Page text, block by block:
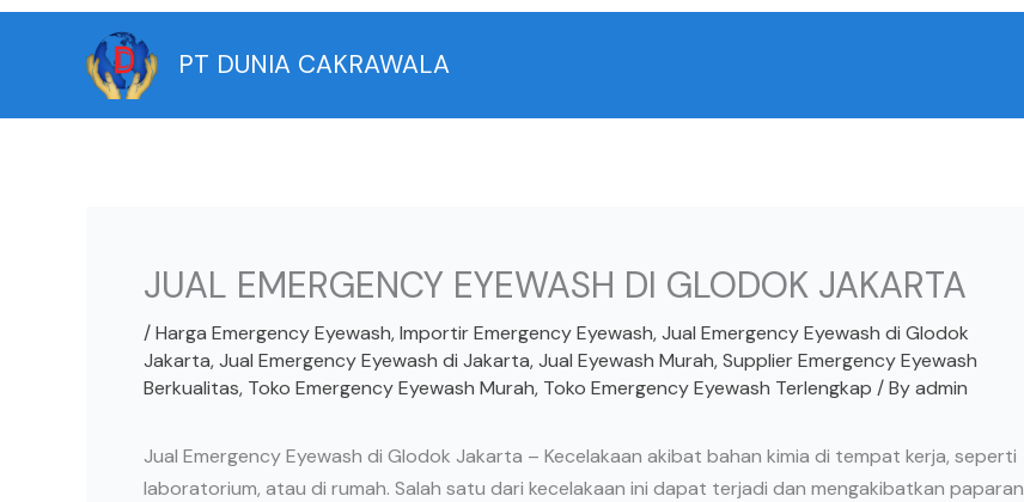
Skip
PT DUNIA CAKRAWALA
JUAL EMERGENCY EYEWASH DI GLODOK JAKARTA
/Harga Emergency Eyewash,Importir Emergency Eyewash,Jual Emergency Eyewash di Glodok
Jakarta,Jual Emergency Eyewash di Jakarta,Jual Eyewash Murah,Supplier Emergency Eyewash
Berkualitas, Toko Emergency Eyewash Murah, Toko Emergency Eyewash Terlengkap / Byadmin
Jual Emergency Eyewash di Glodok Jakarta – Kecelakaan akibat bahan kimia di tempat kerja, seperti
laboratorium, atau di rumah. Salah satu dari kecelakaan ini dapat terjadi dan mengakibatkan paparan